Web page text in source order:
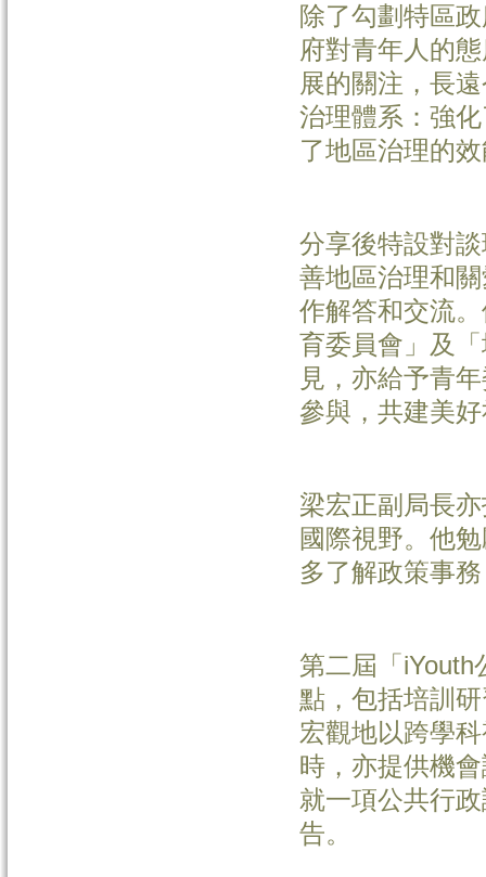
除了勾劃特區
府對青年人的
展的關注，長
治理體系：強
了地區治理的
分享後特設對
善地區治理和
作解答和交流
育委員會」及
見，亦給予青
參與，共建美
梁宏正副局長
國際視野。他
多了解政策事
第二屆「
點，包括培訓
宏觀地以跨學
時，亦提供機
就一項公共行
告。